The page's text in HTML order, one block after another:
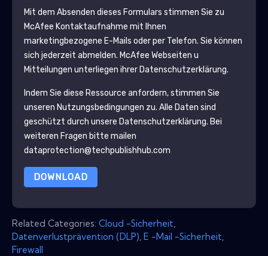
Mit dem Absenden dieses Formulars stimmen Sie zu
McAfee Kontaktaufnahme mit Ihnen
marketingbezogene E-Mails oder per Telefon. Sie können
sich jederzeit abmelden. McAfee Webseiten u
Mitteilungen unterliegen ihrer Datenschutzerklärung.
Indem Sie diese Ressource anfordern, stimmen Sie
unseren Nutzungsbedingungen zu. Alle Daten sind
geschützt durch unsere Datenschutzerklärung. Bei
weiteren Fragen bitte mailen
dataprotection@techpublishhub.com
DOWNLOAD
Related Categories: Cloud -Sicherheit
Datenverlustprävention (DLP) E -Mail -Sicherheit
Firewall